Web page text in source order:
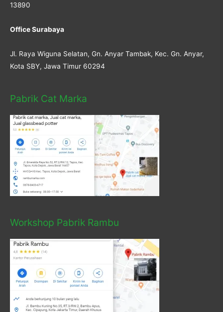
13890
Office Surabaya
Jl. Raya Wiguna Selatan, Gn. Anyar Tambak, Kec. Gn. Anyar,
Kota SBY, Jawa Timur 60294
Pabrik Cat Marka
Workshop Pabrik Rambu